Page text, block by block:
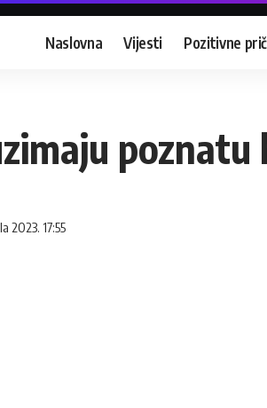
Naslovna Vijesti Pozitivne
2023. 17:55